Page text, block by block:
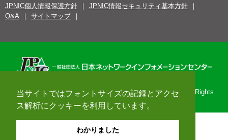
当サイトではフォントサイズの記録とアクセ
ス解析にクッキーを利用しています。
わかりました
JPNIC個人情報保護方針
JPNIC情報セキュリティ基本方針
Q&A
サイトマップ
Copyright© 1996-2026 Japan Network Information Center. All Rights
Reserved.